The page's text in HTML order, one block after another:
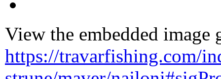
View the embedded image
https://travarfishing.com/